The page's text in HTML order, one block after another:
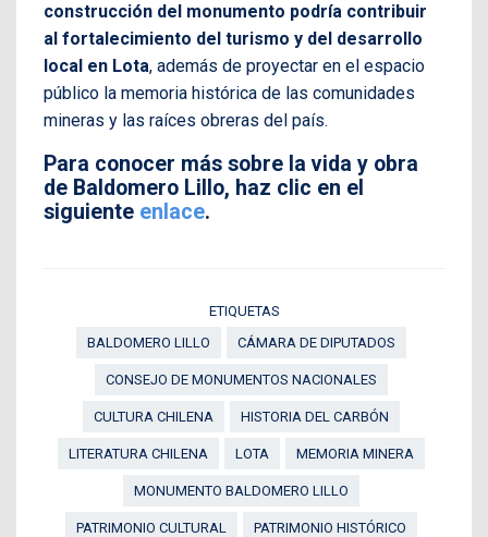
construcción del monumento podría contribuir
al fortalecimiento del turismo y del desarrollo
local en Lota, además de proyectar en el espacio
público la memoria histórica de las comunidades
mineras y las raíces obreras del país.
Para conocer más sobre la vida y obra
de Baldomero Lillo, haz clic en el
siguiente enlace.
ETIQUETAS
BALDOMERO LILLO
CÁMARA DE DIPUTADOS
CONSEJO DE MONUMENTOS NACIONALES
CULTURA CHILENA HISTORIA DEL CARBÓN
LITERATURA CHILENA LOTA MEMORIA MINERA
MONUMENTO BALDOMERO LILLO
PATRIMONIO CULTURAL PATRIMONIO HISTÓRICO